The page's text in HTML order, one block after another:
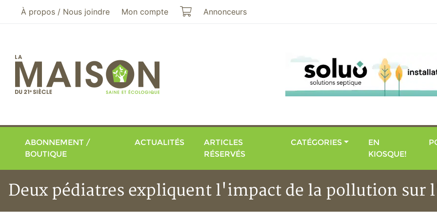
Aller au menu principal
Aller au contenu principal
À propos / Nous joindre Mon compte Mon panier
Annonceurs
ABONNEMENT /
BOUTIQUE
ACTUALITÉS
ARTICLES
RÉSERVÉS
CATÉGORIES
EN
KIOSQUE!
Deux pédiatres expliquent l'impact de la pollution sur